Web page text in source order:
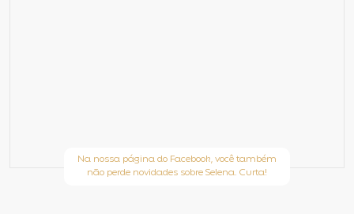
Na nossa página do Facebook, você também
não perde novidades sobre Selena. Curta!